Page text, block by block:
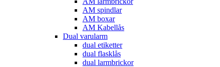
AM spindlar
AM boxar
AM Kabellås
Dual varularm
dual etiketter
dual flasklås
dual larmbrickor